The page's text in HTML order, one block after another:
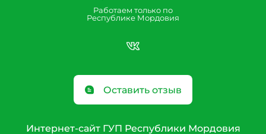
Работаем только по
Республике Мордовия
Оставить отзыв
Интернет-сайт ГУП Республики Мордовия